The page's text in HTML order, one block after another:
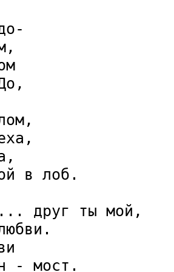
в лоб.
друг ты мой,
- мост.